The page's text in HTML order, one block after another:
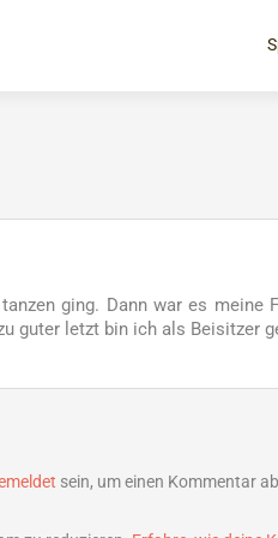
ging. Dann war es
guter letzt bin ich als Beisitzer
sein, um einen Kommentar